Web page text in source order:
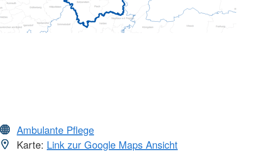
Ambulante Pflege
Karte: Link zur Google Maps Ansicht